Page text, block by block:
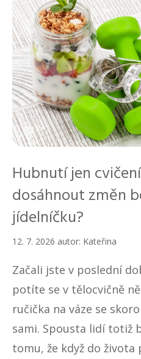
Hubnutí jen
dosáhnout změn
jídelníčku?
12. 7. 2026 autor: Kateřina
Začali jste v poslední
potíte se v tělocvičně
ručička na váze se
sami. Spousta lidí totiž
tomu, že když do